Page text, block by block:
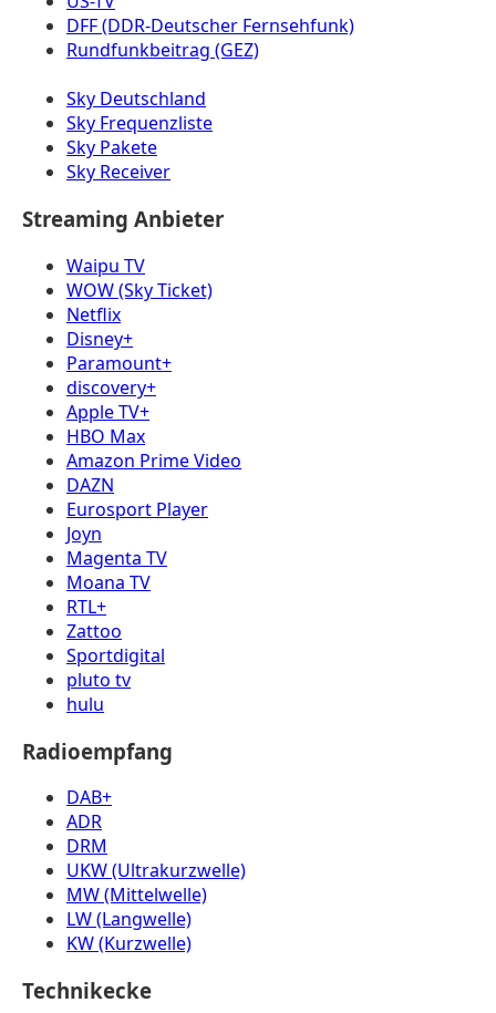
DFF (DDR-Deutscher Fernsehfunk)
Rundfunkbeitrag (GEZ)
Sky Deutschland
Sky Frequenzliste
Sky Pakete
Sky Receiver
Streaming Anbieter
Waipu TV
WOW (Sky Ticket)
Netflix
Disney+
Paramount+
discovery+
Apple TV+
HBO Max
Amazon Prime Video
DAZN
Eurosport Player
Joyn
Magenta TV
Moana TV
RTL+
Zattoo
Sportdigital
pluto tv
hulu
Radioempfang
DAB+
ADR
DRM
UKW (Ultrakurzwelle)
MW (Mittelwelle)
LW (Langwelle)
KW (Kurzwelle)
Technikecke